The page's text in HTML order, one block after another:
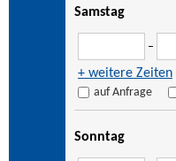
Samstag
–
+ weitere Zeiten
auf Anfrage
Sonntag